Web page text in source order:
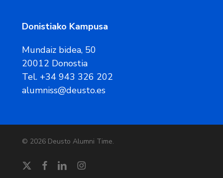
Donistiako Kampusa
Mundaiz bidea, 50
20012 Donostia
Tel. +34 943 326 202
alumniss@deusto.es
© 2026 Deusto Alumni Time.
twitterfacebooklinkedininstagram